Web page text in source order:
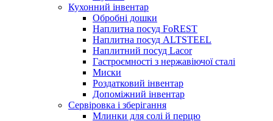
Кухонний інвентар
Обробні дошки
Наплитна посуд FoREST
Наплитна посуд ALTSTEEL
Наплитний посуд Lacor
Гастроємності з нержавіючої сталі
Миски
Роздатковий інвентар
Допоміжний інвентар
Сервіровка і зберігання
Млинки для солі й перцю